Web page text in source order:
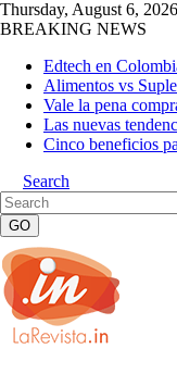
Thursday, August 6, 2026
BREAKING NEWS
Edtech en
Alimentos vs
Vale la pena
Las nuevas
Cinco beneficios
Search